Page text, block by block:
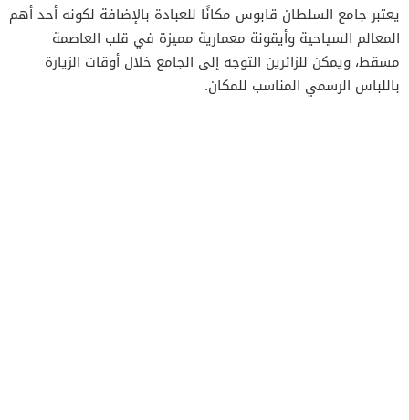
يعتبر جامع السلطان قابوس مكانًا للعبادة بالإضافة لكونه أحد أهم
المعالم السياحية وأيقونة معمارية مميزة في قلب العاصمة
مسقط، ويمكن للزائرين التوجه إلى الجامع خلال أوقات الزيارة
باللباس الرسمي المناسب للمكان.